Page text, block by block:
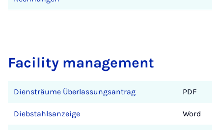
Facility management
Diensträume Überlassungsantrag PDF
Diebstahlsanzeige Word